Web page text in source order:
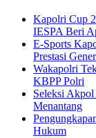
Kapolri Cup
IESPA Beri
E-Sports
Prestasi
Wakapolri
KBPP Polri
Seleksi
Menantang
Hukum